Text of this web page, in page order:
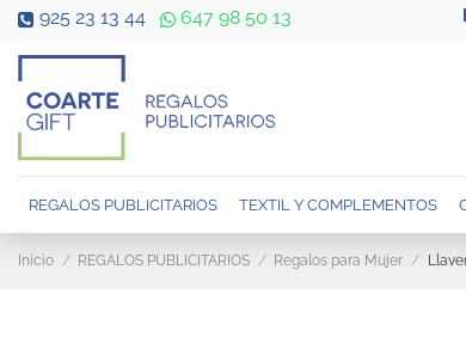
925 23 13 44 647 98 50 13
REGALOS PUBLICITARIOS TEXTIL Y COMPLEMENTOS
Inicio REGALOS PUBLICITARIOS Regalos para Mujer